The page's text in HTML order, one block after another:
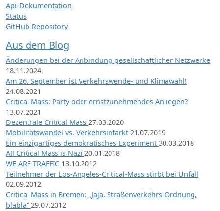
Api-Dokumentation
Status
GitHub-Repository
Aus dem Blog
Änderungen bei der Anbindung gesellschaftlicher Netzwerke
18.11.2024
Am 26. September ist Verkehrswende- und Klimawahl!
24.08.2021
Critical Mass: Party oder ernstzunehmendes Anliegen?
13.07.2021
Dezentrale Critical Mass 27.03.2020
Mobilitätswandel vs. Verkehrsinfarkt 21.07.2019
Ein einzigartiges demokratisches Experiment 30.03.2018
All Critical Mass is Nazi 20.01.2018
WE ARE TRAFFIC 13.10.2012
Teilnehmer der Los-Angeles-Critical-Mass stirbt bei Unfall
02.09.2012
Critical Mass in Bremen: „Jaja, Straßenverkehrs-Ordnung,
blabla“ 29.07.2012